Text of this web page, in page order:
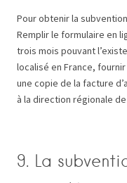
Pour obtenir la
Remplir le formulaire en
trois mois pouvant
localisé en France,
une copie de la facture
à la direction régionale de
9. La